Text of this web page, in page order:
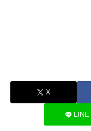
X
LINE